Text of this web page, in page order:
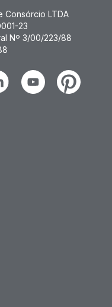
Consórcio LTDA
23
Nº 3/00/223/88
YoutubePinterest